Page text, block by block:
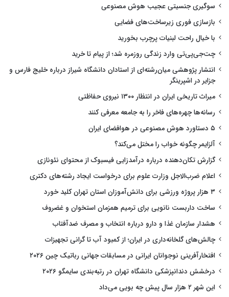
سوگیری جنسیتی عجیب هوش مصنوعی
بازسازی فوری زیرساخت‌های فضایی
با خیال راحت لبنیات پرچرب بخورید
چت‌جی‌پی‌تی وارد زندگی روزمره شد؛ از پیام تا خرید
انتشار پژوهشی میان‌رشته‌ای از استادان دانشگاه شیراز درباره خلیج فارس و
جزایر در اشپرینگر
میراث تاریخی ایران در انتظار ۱۳۰۰ نیروی حفاظتی
رسانه‌ها چهره‌های فاخر را به جامعه معرفی کنند
۵ دستاورد هوش مصنوعی در هوافضای ایران
آلزایمر چگونه خواب را مختل می‌کند؟
گزارش تکان‌دهنده درباره درآمدزایی فیسبوک از محتوای نئونازی
اعلام ضرب‌الاجل وزارت علوم برای درخواست ایجاد رشته‌های دکتری
۳ هزار پروژه ورزشی برای دانش‌آموزان استان تهران کلید خورد
ساخت داربست نانویی برای ترمیم همزمان استخوان و غضروف
هشدار سازمان غذا و دارو درباره انتخاب و مصرف ضدآفتاب
چالش‌های گلخانه‌داری در ایران؛ از کمبود آب تا گرانی تجهیزات
افتخارآفرینی نوجوانان ایرانی در مسابقات جهانی رباتیک چین ۲۰۲۶
درخشش دندانپزشکی دانشگاه تهران در رتبه‌بندی سایمگو ۲۰۲۶
این شهر ۲ هزار سال پیش چه بویی می‌داد